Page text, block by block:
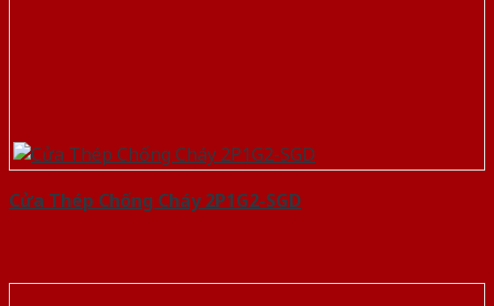
Cửa Thép Chống Cháy 2P1G2-SGD